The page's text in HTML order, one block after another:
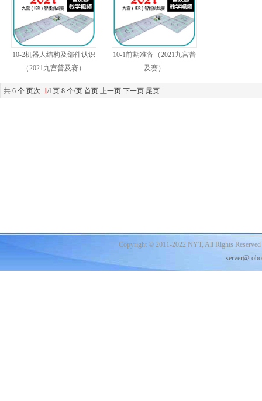
10-2机器人结构及部件认识
（2021九宫普及赛）
10-1前期准备（2021九宫普
及赛）
共 6 个 页次: 1/1页 8 个/页 首页 上一页 下一页 尾页
Copyright © 2011-2022 NYT, All Rights